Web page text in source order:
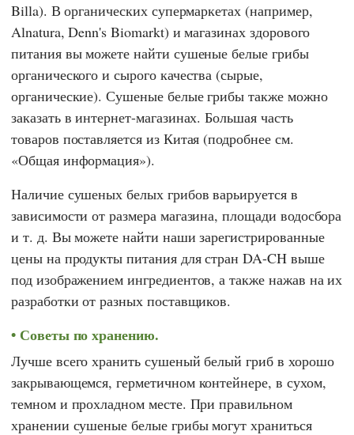
Billa). В органических супермаркетах (например,
Alnatura,Denn's Biomarkt) и магазинах здорового
питания вы можете найти сушеные белые грибы
органического и сырого качества (сырые,
органические). Сушеные белые грибы также можно
заказать в интернет-магазинах. Большая часть
товаров поставляется из Китая (подробнее см.
«Общая информация»).
Наличие сушеных белых грибов варьируется в
зависимости от размера магазина, площади водосбора
и т. д. Вы можете найти наши зарегистрированные
цены на продукты питания для стран DA-CH выше
под изображением ингредиентов, а также нажав на их
разработки от разных поставщиков.
Советы по хранению.
Лучше всего хранить сушеный белый гриб в хорошо
закрывающемся, герметичном контейнере, в сухом,
темном и прохладном месте. При правильном
хранении сушеные белые грибы могут храниться